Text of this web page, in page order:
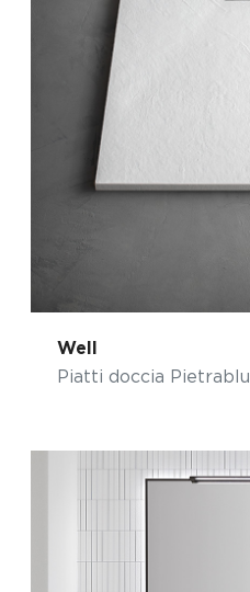
Well
Piatti doccia Pietrablu